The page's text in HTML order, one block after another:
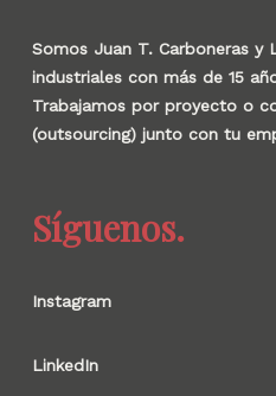
Somos Juan T. Carboneras y
industriales con más de 15
Trabajamos por proyecto o
(outsourcing) junto con tu
Síguenos.
Instagram
LinkedIn